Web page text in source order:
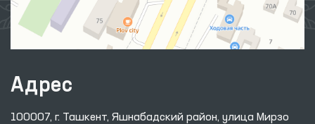
Адрес
100007, г. Ташкент, Яшнабадский район, улица Мирзо